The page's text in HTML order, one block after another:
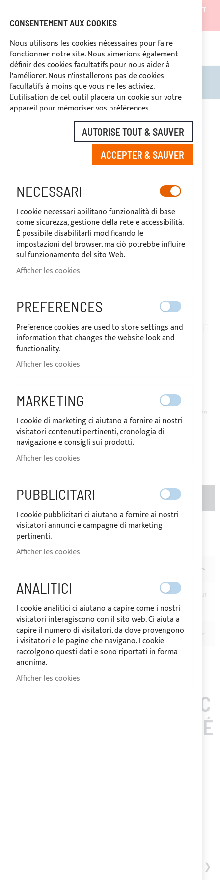
LES EXPÉDITIONS SERONT SUSPENDUES DU 05/08/26 ET
REPRENDRONT À PARTIR DU 27/08/26
REMISES RÉSERVÉES AUX OPERATEURS DU SECTEUR
DROIT DE RÉTRACTATION
AT06-002
PINCE EN NYLON NOIR
POUR TUBE
EN
5,20 €
Le prix peut varier en fonction du
taux de TVA du pays de destination
des marchandises.
AJOUTER AU PANIER
Ajouter à ma liste d’envie
Skip
Skip
beginning
Pinceennylonnoir pour installation du taud de soleil
sur
tubes Ø25mm.
AVIS
LES CLIENTS QUI ONT AC
HETÉ CET ARTICLE ONT É
CONSENTEMENT AUX COOKIES
Nous utilisons les cookies nécessaires pour faire
fonctionner notre site. Nous aimerions également
définir des cookies facultatifs pour nous aider à
l'améliorer. Nous n'installerons pas de cookies
facultatifs à moins que vous ne les activiez.
L'utilisation de cet outil placera un cookie sur votre
appareil pour mémoriser vos préférences.
AUTORISE TOUT & SAUVER
ACCEPTER & SAUVER
NECESSARI
I cookie necessari abilitano funzionalità di base
come sicurezza, gestione della rete e accessibilità.
È possibile disabilitarli modificando le
impostazioni del browser, ma ciò potrebbe influire
sul funzionamento del sito Web.
Afficher les cookies
PREFERENCES
Preference cookies are used to store settings and
information that changes the website look and
functionality.
Afficher les cookies
MARKETING
I cookie di marketing ci aiutano a fornire ai nostri
visitatori contenuti pertinenti, cronologia di
navigazione e consigli sui prodotti.
Afficher les cookies
PUBBLICITARI
I cookie pubblicitari ci aiutano a fornire ai nostri
visitatori annunci e campagne di marketing
pertinenti.
Afficher les cookies
ANALITICI
I cookie analitici ci aiutano a capire come i nostri
visitatori interagiscono con il sito web. Ci aiuta a
capire il numero di visitatori, da dove provengono
i visitatori e le pagine che navigano. I cookie
raccolgono questi dati e sono riportati in forma
anonima.
Afficher les cookies